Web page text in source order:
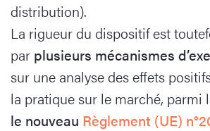
distribution).
La rigueur du dispositif est
par plusieurs mécanismes
sur une analyse des effets
la pratique sur le marché, parmi
le nouveau Règlement (UE)